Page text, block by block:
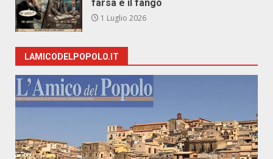
farsa e il fango
1 Luglio 2026
LAMICODELPOPOLO.IT